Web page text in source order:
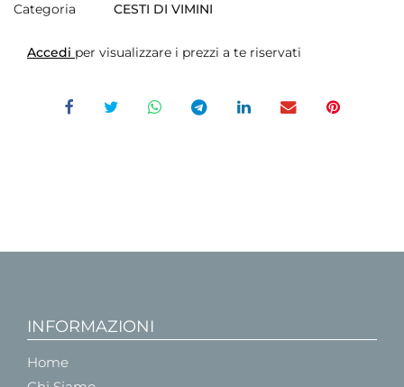
Categoria
CESTI DI VIMINI
Accedi per visualizzare i prezzi a te riservati
INFORMAZIONI
Home